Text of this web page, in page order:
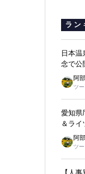
ラン
日本
念で公
阿
ツ
愛知県
＆ライ
阿
ツ